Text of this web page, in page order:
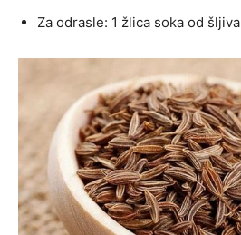
Za odrasle: 1 žlica soka od šljiva